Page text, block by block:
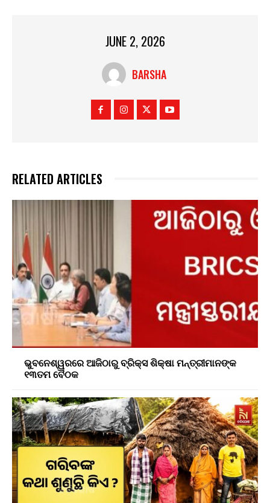
JUNE 2, 2026
BARSHA
RELATED ARTICLES
ଭୁବନେଶ୍ୱରରେ ଆଜିଠାରୁ ବ୍ରିକ୍ସ ଶିକ୍ଷା ମନ୍ତ୍ରୀମାନଙ୍କ
୧୩ତମ ବୈଠକ